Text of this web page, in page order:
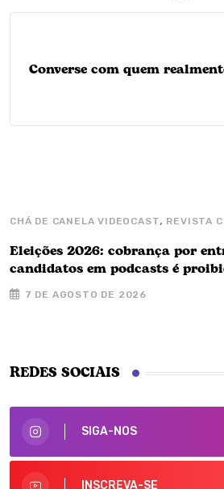
Converse com quem
CHÁ DE CANELA VIDEOCAST, REVISTA
Eleições 2026: cobrança por
candidatos em podcasts é
7 DE AGOSTO DE 2026
REDES SOCIAIS
SIGA-NOS
INSCREVA-SE